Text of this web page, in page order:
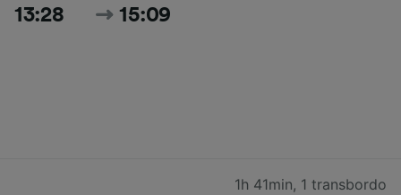
13:28 15:09
1h 41min, 1 transbordo